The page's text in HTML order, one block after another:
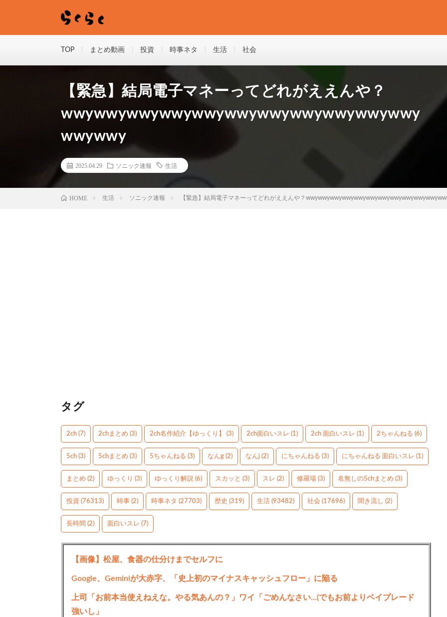
TOP まとめ動画 投資 時事ネタ 生活 社会
【緊急】結局電子マネーってどれがええんや？
wwywwywwywwywwywwywwywwywwywwywwy
wwywwy
2025.04.29 ソニック速報 生活
HOME 生活 ソニック速報 【緊急】結局電子マネーってどれがええんや？
タグ
2ch (7) 2chまとめ (3) 2ch名作紹介【ゆっくり】 (3) 2ch面白いスレ (1) 2ch 面白いスレ (1) 2ちゃんねる (6)
5ch (3) 5chまとめ (3) 5ちゃんねる (3) なんg (2) なんj (2) にちゃんねる (3) にちゃんねる 面白いスレ (1)
まとめ (2) ゆっくり (3) ゆっくり解説 (6) スカッと (3) スレ (2) 修羅場 (3) 名無しの5chまとめ (3)
投資 (76313) 時事 (2) 時事ネタ (27703) 歴史 (319) 生活 (93482) 社会 (17696) 聞き流し (2)
長時間 (2) 面白いスレ (7)
【画像】松屋、食器の仕分けまでセルフに
Google、Geminiが大赤字、「史上初のマイナスキャッシュフロー」に陥る
上司「お前本当使えねえな。やる気あんの？」ワイ「ごめんなさい…(でもお前よりベイブレード
強いし」